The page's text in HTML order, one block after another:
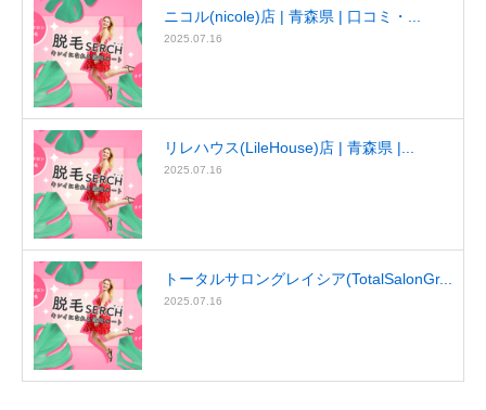
ニコル(nicole)店 | 青森県 | 口コミ・...
2025.07.16
リレハウス(LileHouse)店 | 青森県 |...
2025.07.16
トータルサロングレイシア(TotalSalonGr...
2025.07.16